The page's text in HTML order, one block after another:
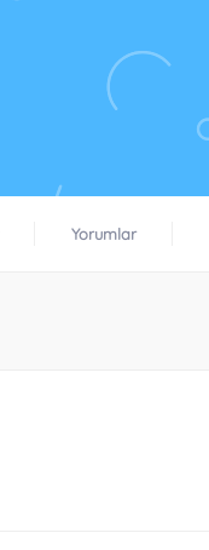
Yorumlar